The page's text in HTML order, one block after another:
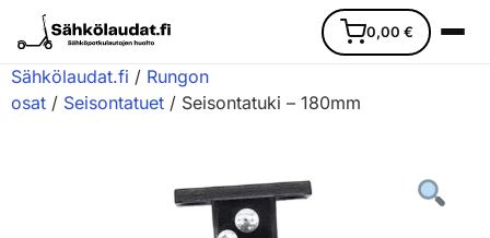
0,00 €
Sähkölaudat.fi / Rungon
osat / Seisontatuet / Seisontatuki – 180mm